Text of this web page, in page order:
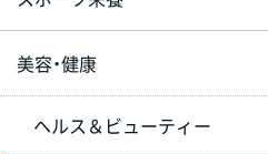
美容・健康
ヘルス＆ビューティー